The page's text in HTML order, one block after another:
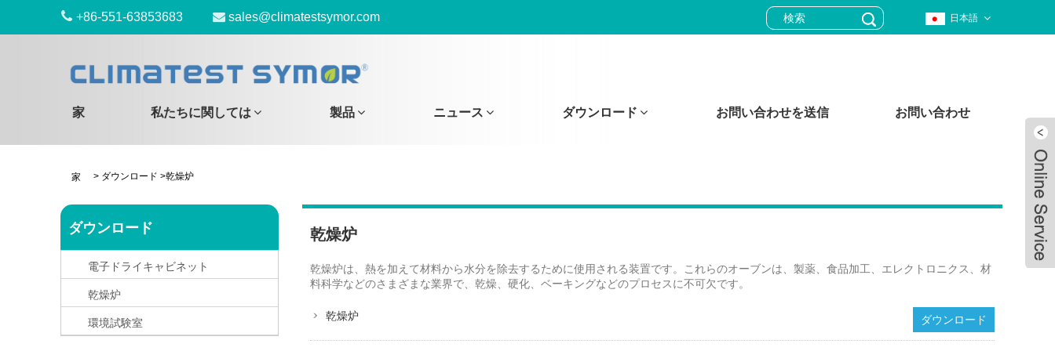
+86-551-63853683 sales@climatestsymor.com 日本語
家 私たちに関しては 製品 ニュース ダウンロード お問い合わせを送信 お問い合わせ
家 > ダウンロード >乾燥炉
ダウンロード
電子ドライキャビネット
乾燥炉
環境試験室
乾燥炉
乾燥炉は、熱を加えて材料から水分を除去するために使用される装置です。これらのオーブンは、製薬、食品加工、エレクトロニクス、材
料科学などのさまざまな業界で、乾燥、硬化、ベーキングなどのプロセスに不可欠です。
乾燥炉 ダウンロード